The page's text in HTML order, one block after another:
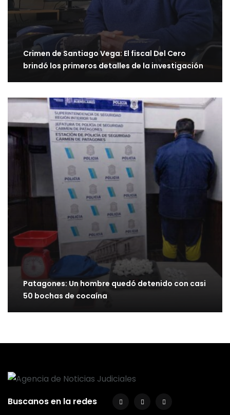
Crimen de Santiago Vega: El fiscal Del Cero
brindó los primeros detalles de la investigación
Patagones: Un hombre quedó detenido con casi
50 bochas de cocaína
Buscanos en la redes